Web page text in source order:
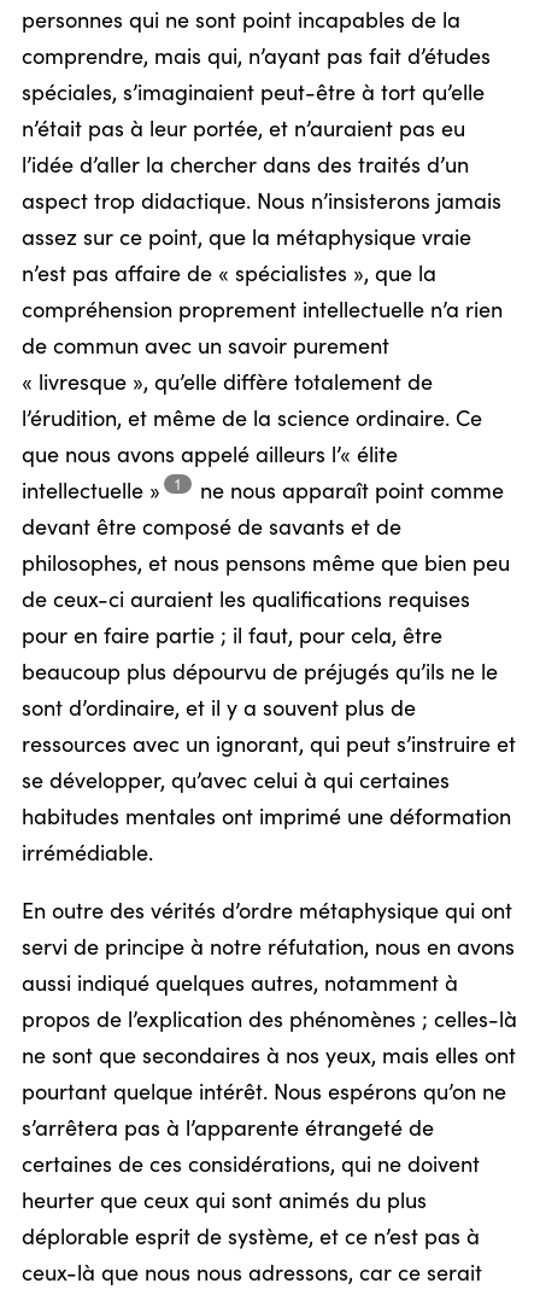
personnes qui ne sont point incapables de la
comprendre, mais qui, n’ayant pas fait d’études
spéciales, s’imaginaient peut-être à tort qu’elle
n’était pas à leur portée, et n’auraient pas eu
l’idée d’aller la chercher dans des traités d’un
aspect trop didactique. Nous n’insisterons jamais
assez sur ce point, que la métaphysique vraie
n’est pas affaire de « spécialistes », que la
compréhension proprement intellectuelle n’a rien
de commun avec un savoir purement
« livresque », qu’elle diffère totalement de
l’érudition, et même de la science ordinaire. Ce
que nous avons appelé ailleurs l’« élite
intellectuelle »
1
ne nous apparaît point comme
devant être composé de savants et de
philosophes, et nous pensons même que bien peu
de ceux-ci auraient les qualifications requises
pour en faire partie ; il faut, pour cela, être
beaucoup plus dépourvu de préjugés qu’ils ne le
sont d’ordinaire, et il y a souvent plus de
ressources avec un ignorant, qui peut s’instruire et
se développer, qu’avec celui à qui certaines
habitudes mentales ont imprimé une déformation
irrémédiable.
En outre des vérités d’ordre métaphysique qui ont
servi de principe à notre réfutation, nous en avons
aussi indiqué quelques autres, notamment à
propos de l’explication des phénomènes ; celles-là
ne sont que secondaires à nos yeux, mais elles ont
pourtant quelque intérêt. Nous espérons qu’on ne
s’arrêtera pas à l’apparente étrangeté de
certaines de ces considérations, qui ne doivent
heurter que ceux qui sont animés du plus
déplorable esprit de système, et ce n’est pas à
ceux-là que nous nous adressons, car ce serait